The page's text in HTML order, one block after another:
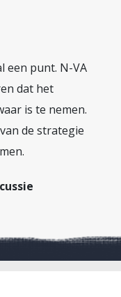
een punt. N-VA
dat het
is te nemen.
de strategie